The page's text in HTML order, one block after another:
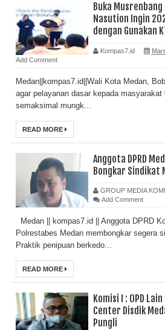
Buka Musrenbang
Nasution Ingin
dengan Gunakan
Kompas7.id
Add Comment
Medan||kompas7.id||Wali Kota Medan,
agar pelayanan dasar kepada
semaksimal mungk...
READ MORE
Anggota DPRD
Bongkar Sindikat
GROUP MEDIA
Add Comment
Medan || kompas7.id || Anggota DPRD
Polrestabes Medan membongkar segera
Praktik penipuan berkedo...
READ MORE
Komisi I : OPD
Center Disdik
Pungli